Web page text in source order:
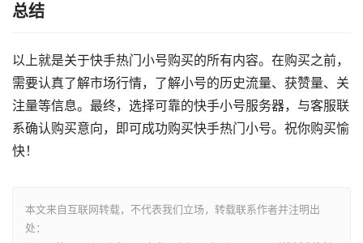
总结
以上就是关于快手热门小号购买的所有内容。在购买之前，
需要认真了解市场行情，了解小号的历史流量、获赞量、关
注量等信息。最终，选择可靠的快手小号服务器，与客服联
系确认购买意向，即可成功购买快手热门小号。祝你购买愉
快！
本文来自互联网转载，不代表我们立场，转载联系作者并注明出
处：